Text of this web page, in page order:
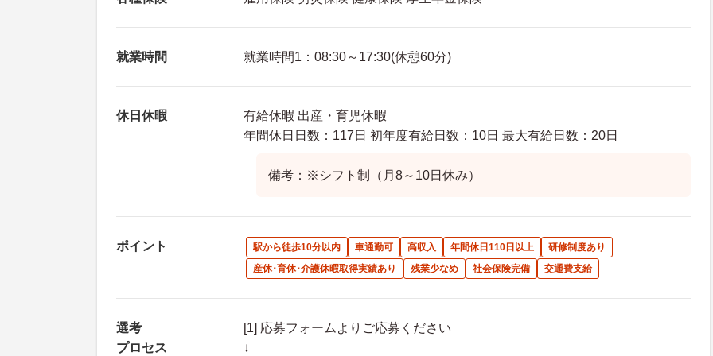
就業時間 就業時間1：08:30～17:30(休憩60分)
休日休暇
有給休暇 出産・育児休暇
年間休日日数：117日 初年度有給日数：10日 最大有給日数：20日
備考：※シフト制（月8～10日休み）
ポイント 駅から徒歩10分以内 車通勤可 高収入 年間休日110日以上
研修制度あり
産休･育休･介護休暇取得実績あり
残業少なめ 社会保険完備 交通費支給
選考
プロセス
[1] 応募フォームよりご応募ください
↓